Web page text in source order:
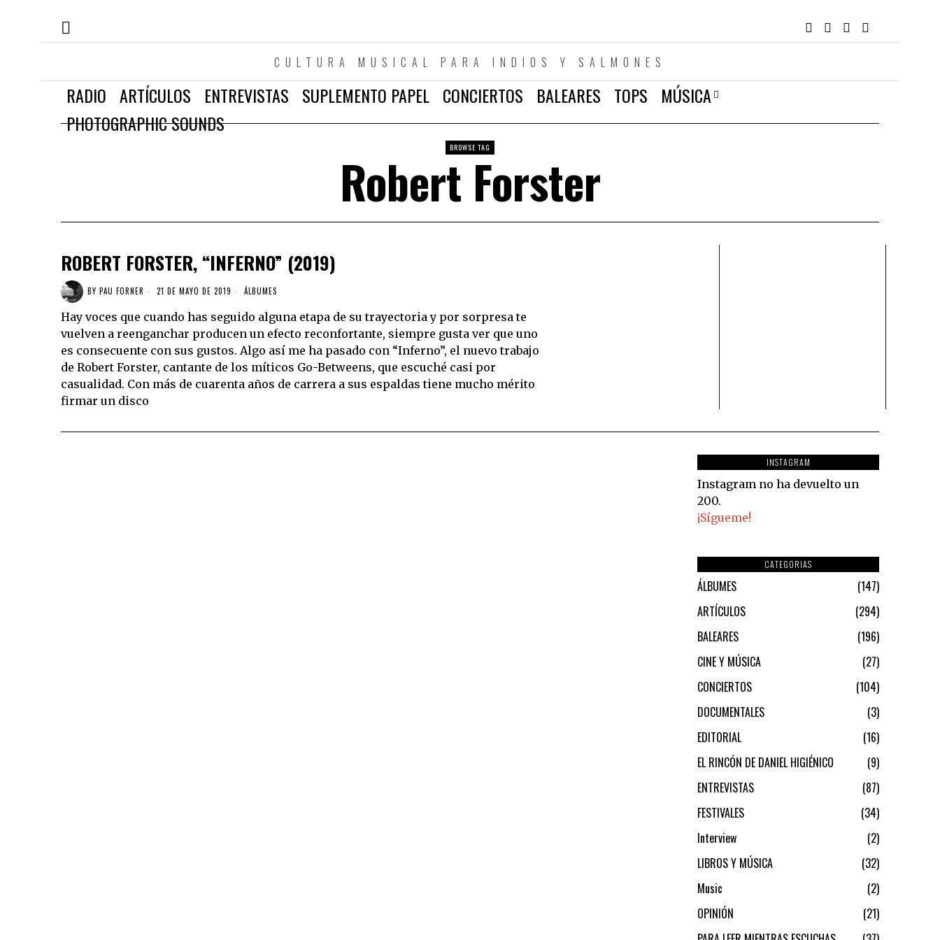
CULTURA MUSICAL PARA INDIOS Y SALMONES
RADIO ARTÍCULOS ENTREVISTAS SUPLEMENTO PAPEL CONCIERTOS BALEARES TOPS
MÚSICA
PHOTOGRAPHIC SOUNDS
BROWSE TAG
Robert Forster
ROBERT FORSTER, “INFERNO” (2019)
BY PAU FORNER 21 DE MAYO DE 2019 ÁLBUMES
Hay voces que cuando has seguido alguna etapa de su trayectoria y por sorpresa te
vuelven a reenganchar producen un efecto reconfortante, siempre gusta ver que uno
es consecuente con sus gustos. Algo así me ha pasado con “Inferno”, el nuevo trabajo
de Robert Forster, cantante de los míticos Go-Betweens, que escuché casi por
casualidad. Con más de cuarenta años de carrera a sus espaldas tiene mucho mérito
firmar un disco
INSTAGRAM
Instagram no ha devuelto un
200.
¡Sígueme!
CATEGORIAS
ÁLBUMES
147
ARTÍCULOS
294
BALEARES
196
CINE Y MÚSICA
27
CONCIERTOS
104
DOCUMENTALES
3
EDITORIAL
16
EL RINCÓN DE DANIEL HIGIÉNICO
9
ENTREVISTAS
87
FESTIVALES
34
Interview
2
LIBROS Y MÚSICA
32
Music
2
OPINIÓN
21